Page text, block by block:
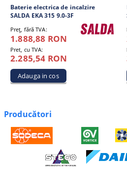
Baterie electrica de incalzire
SALDA EKA 315 9.0-3F
Preţ, fără TVA:
1.888,88 RON
Pret, cu TVA:
2.285,54 RON
Producători